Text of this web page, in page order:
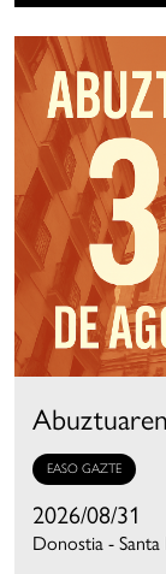
EASO GAZTE
2026/08/31
Donostia - Santa